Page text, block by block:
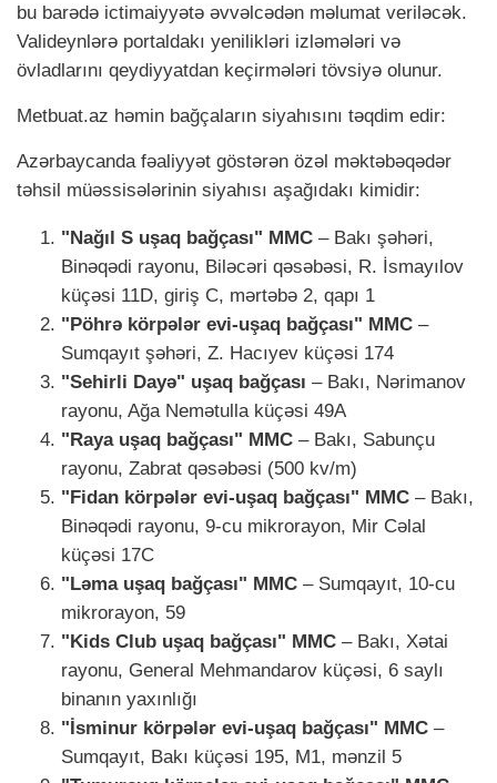
bu barədə ictimaiyyətə əvvəlcədən məlumat veriləcək.
Valideynlərə portaldakı yenilikləri izləmələri və
övladlarını qeydiyyatdan keçirmələri tövsiyə olunur.
Metbuat.az həmin bağçaların siyahısını təqdim edir:
Azərbaycanda fəaliyyət göstərən özəl məktəbəqədər
təhsil müəssisələrinin siyahısı aşağıdakı kimidir:
"Nağıl S uşaq bağçası" MMC – Bakı şəhəri,
Binəqədi rayonu, Biləcəri qəsəbəsi, R. İsmayılov
küçəsi 11D, giriş C, mərtəbə 2, qapı 1
"Pöhrə körpələr evi-uşaq bağçası" MMC –
Sumqayıt şəhəri, Z. Hacıyev küçəsi 174
"Sehirli Dayə" uşaq bağçası – Bakı, Nərimanov
rayonu, Ağa Nemətulla küçəsi 49A
"Raya uşaq bağçası" MMC – Bakı, Sabunçu
rayonu, Zabrat qəsəbəsi (500 kv/m)
"Fidan körpələr evi-uşaq bağçası" MMC – Bakı,
Binəqədi rayonu, 9-cu mikrorayon, Mir Cəlal
küçəsi 17C
"Ləma uşaq bağçası" MMC – Sumqayıt, 10-cu
mikrorayon, 59
"Kids Club uşaq bağçası" MMC – Bakı, Xətai
rayonu, General Mehmandarov küçəsi, 6 saylı
binanın yaxınlığı
"İsminur körpələr evi-uşaq bağçası" MMC –
Sumqayıt, Bakı küçəsi 195, M1, mənzil 5